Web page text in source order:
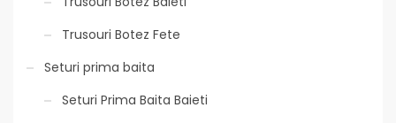
Trusouri Botez Fete
Seturi prima baita
Seturi Prima Baita Baieti